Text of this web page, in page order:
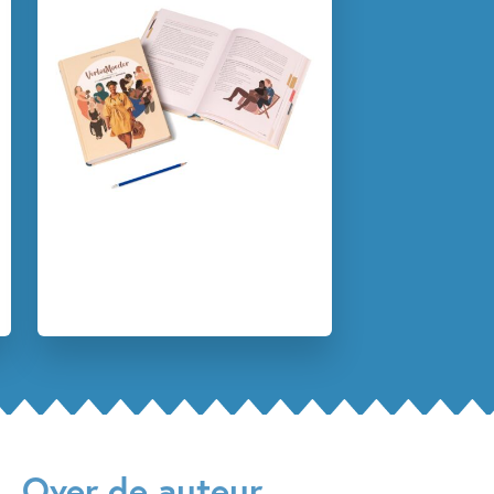
Peuterboeken
Djanifa da Conceicao